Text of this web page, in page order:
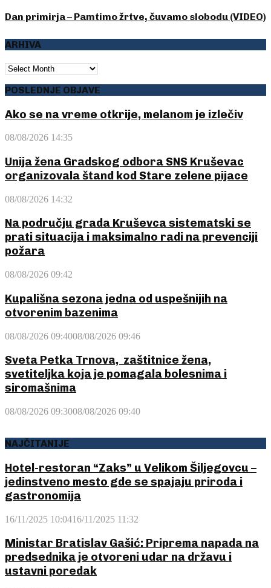
Dan primirja – Pamtimo žrtve, čuvamo slobodu (VIDEO)
ARHIVA
ARHIVA
POSLEDNJE OBJAVE
Ako se na vreme otkrije, melanom je izlečiv
08/08/2026 14:35
Unija žena Gradskog odbora SNS Kruševac
organizovala štand kod Stare zelene pijace
08/08/2026 14:32
Na području grada Kruševca sistematski se
prati situacija i maksimalno radi na prevenciji
požara
08/08/2026 09:42
Kupališna sezona jedna od uspešnijih na
otvorenim bazenima
08/08/2026 09:4008/08/2026 09:46
Sveta Petka Trnova, zaštitnice žena,
svetiteljka koja je pomagala bolesnima i
siromašnima
08/08/2026 09:3008/08/2026 09:40
NAJČITANIJE
Hotel-restoran “Zaks” u Velikom Šiljegovcu –
jedinstveno mesto gde se spajaju priroda i
gastronomija
16/11/2025 10:0416/11/2025 11:32
Ministar Bratislav Gašić: Priprema napada na
predsednika je otvoreni udar na državu i
ustavni poredak